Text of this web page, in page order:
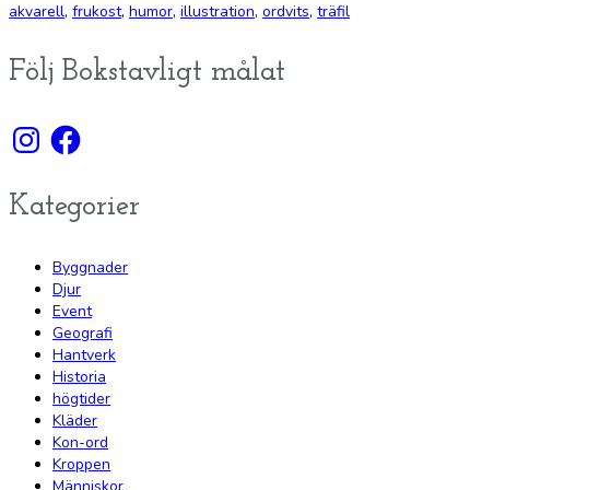
akvarell, frukost, humor, illustration, ordvits, träfil
Följ Bokstavligt målat
InstagramFacebook
Kategorier
Byggnader
Djur
Event
Geografi
Hantverk
Historia
högtider
Kläder
Kon-ord
Kroppen